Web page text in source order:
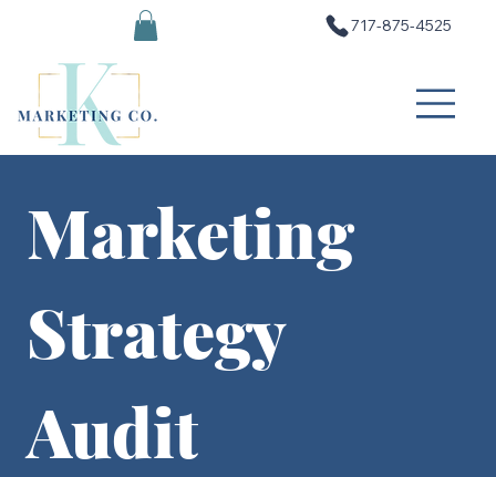
717-875-4525
Marketing
Strategy
Audit